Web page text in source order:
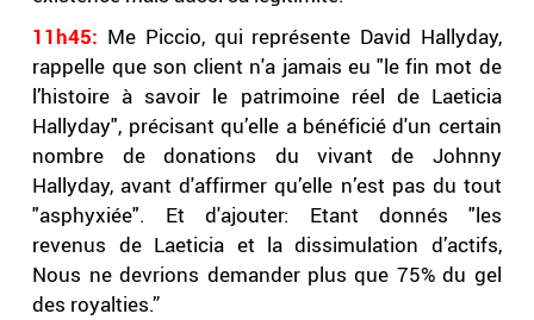
11h45: Me Piccio, qui représente David Hallyday,
rappelle que son client n'a jamais eu "le fin mot de
l’histoire à savoir le patrimoine réel de Laeticia
Hallyday", précisant qu’elle a bénéficié d'un certain
nombre de donations du vivant de Johnny
Hallyday, avant d'affirmer qu’elle n’est pas du tout
"asphyxiée". Et d'ajouter: Etant donnés "les
revenus de Laeticia et la dissimulation d’actifs,
Nous ne devrions demander plus que 75% du gel
des royalties.”